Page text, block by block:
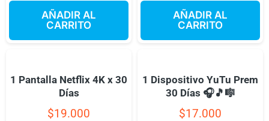
AÑADIR AL
CARRITO
AÑADIR AL
CARRITO
1 Pantalla Netflix 4K x 30
Días
$19.000
1 Dispositivo YuTu Prem
30 Días 🎧🎵🎼
$17.000